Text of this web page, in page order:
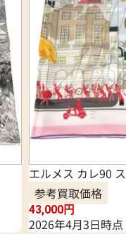
エルメス カレ90
参考買取価格
43,000円
2026年4月3日時点